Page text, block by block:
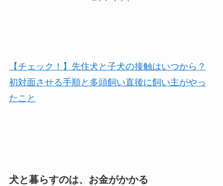
【チェック！】先住犬と子犬の接触はいつから？
初対面させる手順と多頭飼い直後に飼い主がやっ
たこと
犬と暮らすのは、お金がかかる